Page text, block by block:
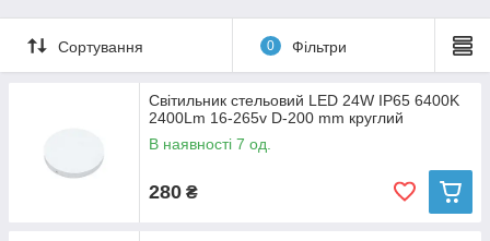
Сортування 0 Фільтри
Світильник стельовий LED 24W IP65 6400K
2400Lm 16-265v D-200 mm круглий
В наявності 7 од.
280 ₴